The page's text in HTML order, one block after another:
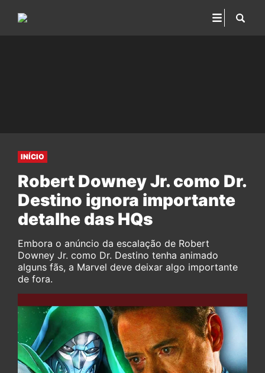
INÍCIO
Robert Downey Jr. como Dr.
Destino ignora importante
detalhe das HQs
Embora o anúncio da escalação de Robert
Downey Jr. como Dr. Destino tenha animado
alguns fãs, a Marvel deve deixar algo importante
de fora.